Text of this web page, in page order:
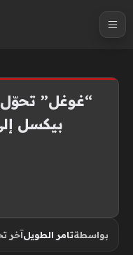
“غوغل”
بيكسل
بواسطةتامر الطويلآخر